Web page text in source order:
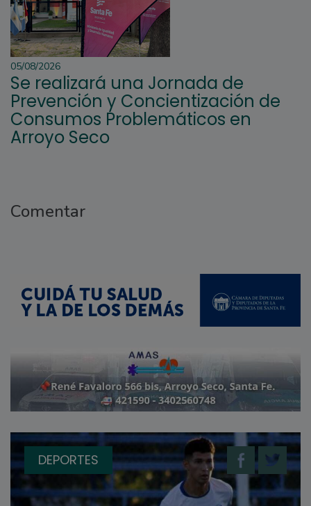
05/08/2026
Se realizará una Jornada de
Prevención y Concientización de
Consumos Problemáticos en
Arroyo Seco
Comentar
DEPORTES